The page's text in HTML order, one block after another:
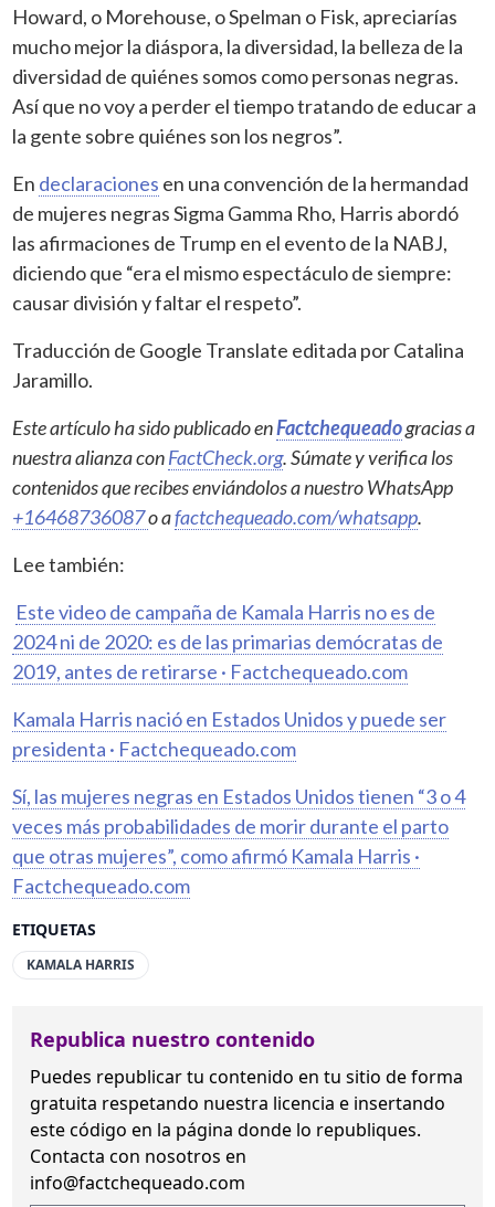
ETIQUETAS
KAMALA HARRIS
Howard, o Morehouse, o Spelman o Fisk, apreciarías
mucho mejor la diáspora, la diversidad, la belleza de la
diversidad de quiénes somos como personas negras.
Así que no voy a perder el tiempo tratando de educar a
la gente sobre quiénes son los negros”.
En declaraciones en una convención de la hermandad
de mujeres negras Sigma Gamma Rho, Harris abordó
las afirmaciones de Trump en el evento de la NABJ,
diciendo que “era el mismo espectáculo de siempre:
causar división y faltar el respeto”.
Traducción de Google Translate editada por Catalina
Jaramillo.
Este artículo ha sido publicado enFactchequeadogracias a
nuestra alianza conFactCheck.org. Súmate y verifica los
contenidos que recibes enviándolos a nuestro WhatsApp
+16468736087o afactchequeado.com/whatsapp.
Lee también:
Este video de campaña de Kamala Harris no es de
2024 ni de 2020: es de las primarias demócratas de
2019, antes de retirarse · Factchequeado.com
Kamala Harris nació en Estados Unidos y puede ser
presidenta · Factchequeado.com
Sí, las mujeres negras en Estados Unidos tienen “3 o 4
veces más probabilidades de morir durante el parto
que otras mujeres”, como afirmó Kamala Harris ·
Factchequeado.com
Republica nuestro contenido
Puedes republicar tu contenido en tu sitio de forma
gratuita respetando nuestra licencia e insertando
este código en la página donde lo republiques.
Contacta con nosotros en
info@factchequeado.com